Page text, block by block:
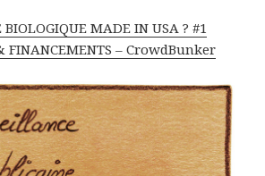
MADE IN USA ? #1
FINANCEMENTS – CrowdBunker